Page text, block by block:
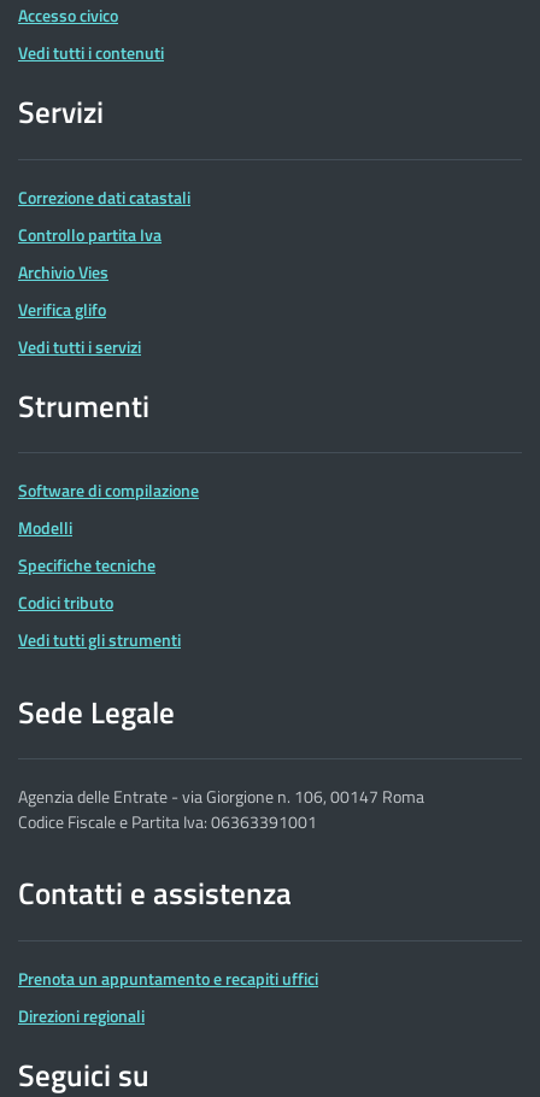
Accesso civico
Vedi tutti i contenuti
Servizi
Correzione dati catastali
Controllo partita Iva
Archivio Vies
Verifica glifo
Vedi tutti i servizi
Strumenti
Software di compilazione
Modelli
Specifiche tecniche
Codici tributo
Vedi tutti gli strumenti
Sede Legale
Agenzia delle Entrate - via Giorgione n. 106, 00147 Roma
Codice Fiscale e Partita Iva: 06363391001
Contatti e assistenza
Prenota un appuntamento e recapiti uffici
Direzioni regionali
Seguici su